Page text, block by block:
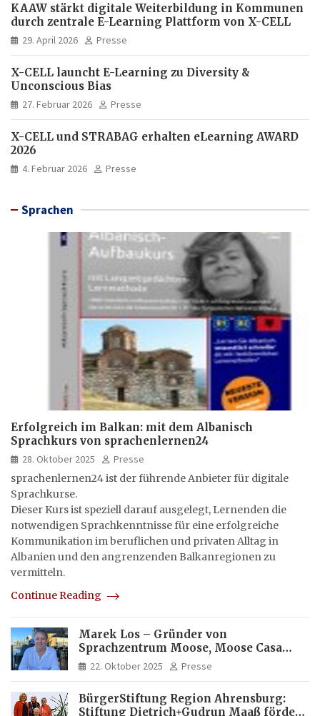
KAAW stärkt digitale Weiterbildung in Kommunen
durch zentrale E-Learning Plattform von X-CELL
29. April 2026 Presse
X-CELL launcht E-Learning zu Diversity &
Unconscious Bias
27. Februar 2026 Presse
X-CELL und STRABAG erhalten eLearning AWARD
2026
4. Februar 2026 Presse
Sprachen
Erfolgreich im Balkan: mit dem Albanisch
Sprachkurs von sprachenlernen24
28. Oktober 2025
Presse
sprachenlernen24 ist der führende Anbieter für digitale
Sprachkurse.
Dieser Kurs ist speziell darauf ausgelegt, Lernenden die
notwendigen Sprachkenntnisse für eine erfolgreiche
Kommunikation im beruflichen und privaten Alltag in
Albanien und den angrenzenden Balkanregionen zu
vermitteln.
Continue Reading
Marek Los – Gründer von
Sprachzentrum Moose, Moose Casa
Italia und Apartamento Brasil |
22. Oktober 2025 Presse
BürgerStiftung Region Ahrensburg:
Stiftung Dietrich+Gudrun Maaß fördert